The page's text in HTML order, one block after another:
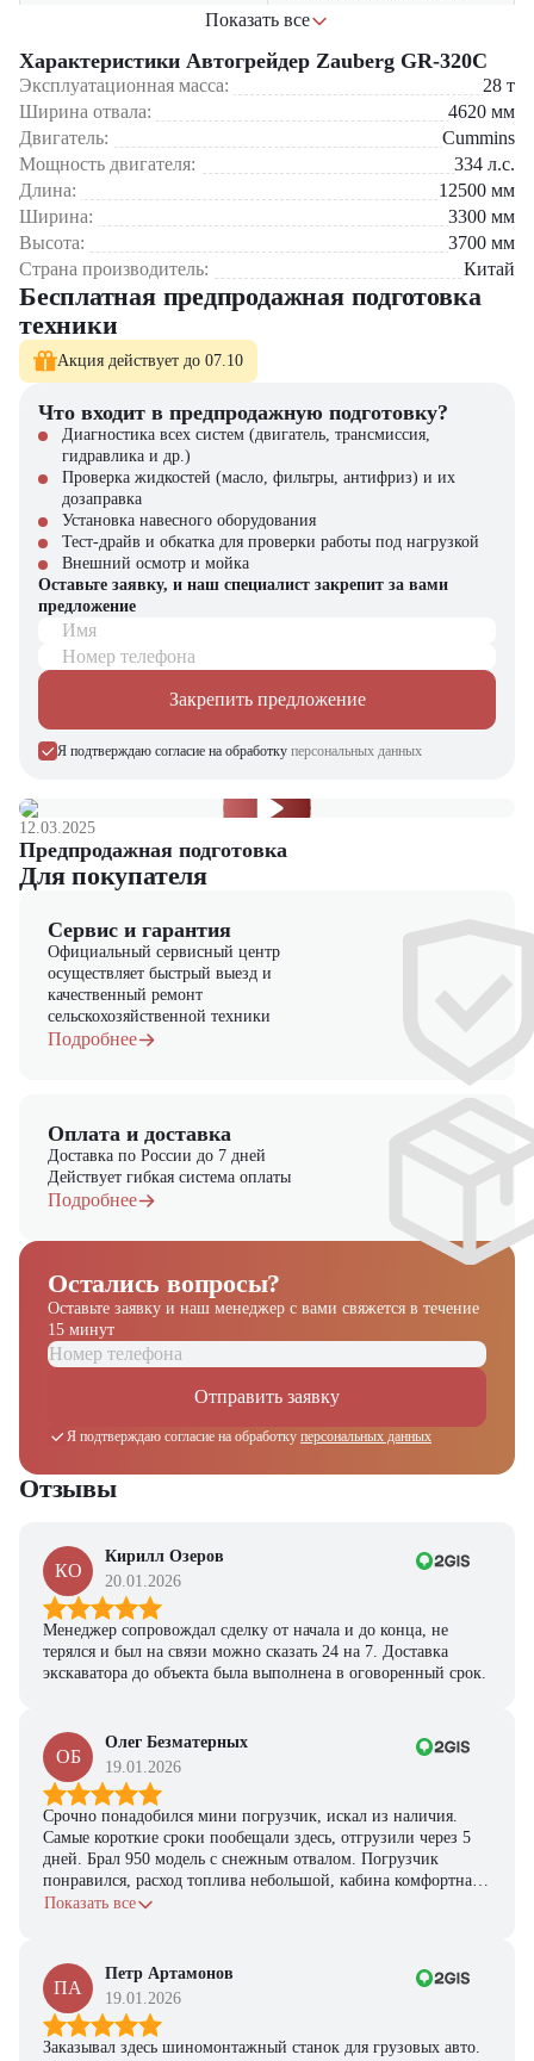
аналогов
Усиленная рама
запас прочности +30% к
стандартным требованиям
цветной дисплей с
Область применения:
Строительство федеральных трасс
Профилирование грунтовых дорог
Аэродромное строительство
Горнодобывающие предприятия
Содержание дорог высших категорий
5 причин выбрать GR-320C:
Оптимальное сочетание цены и качества
Адаптация к российским условиям – усиленная подвеска
Ремонтопригодность – модульная конструкция
Комфорт оператора – виброзащищенное кресло
Сервисная поддержка – доступность запчастей
Автогрейдер Zauberg GR-320C можно приобрести в компании
"ЦТО" – официальном дилере спецтехники. Наши условия:
поставка новых машин с полным пакетом документов;
оригинальные запчасти со склада; гибкие финансовые программы;
гарантийное и постгарантийное обслуживание.
В каталоге "ЦТО" представлен широкий выбор дорожной и
строительной техники. Наши инженеры помогут подобрать
оптимальную конфигурацию для ваших задач!
Показать все
Характеристики Автогрейдер Zauberg GR-320C
Эксплуатационная масса: 28 т
Ширина отвала:
4620 мм
Двигатель:
Cummins
Мощность двигателя:
334 л.с.
Длина:
12500 мм
Ширина:
3300 мм
Высота:
3700 мм
Страна производитель:
Китай
Бесплатная предпродажная подготовка
техники
Акция действует до 07.10
Что входит в предпродажную подготовку?
Диагностика всех систем (двигатель, трансмиссия,
гидравлика и др.)
Проверка жидкостей (масло, фильтры, антифриз) и их
дозаправка
Установка навесного оборудования
Тест-драйв и обкатка для проверки работы под нагрузкой
Внешний осмотр и мойка
Оставьте заявку, и наш специалист закрепит за вами
предложение
Имя
Номер телефона
Закрепить предложение
Я подтверждаю согласие на обработку персональных данных
12.03.2025
Предпродажная подготовка
Для покупателя
Сервис и гарантия
Официальный сервисный центр
осуществляет быстрый выезд и
качественный ремонт
сельскохозяйственной техники
Подробнее
Оплата и доставка
Доставка по России до 7 дней
Действует гибкая система оплаты
Подробнее
Остались вопросы?
Оставьте заявку и наш менеджер с вами свяжется в течение
15 минут
Отправить заявку
Я подтверждаю согласие на обработку персональных данных
Отзывы
КО
Кирилл Озеров
20.01.2026
Менеджер сопровождал сделку от начала и до конца, не
терялся и был на связи можно сказать 24 на 7. Доставка
экскаватора до объекта была выполнена в оговоренный срок.
ОБ
Олег Безматерных
19.01.2026
Срочно понадобился мини погрузчик, искал из наличия.
Самые короткие сроки пообещали здесь, отгрузили через 5
дней. Брал 950 модель с снежным отвалом. Погрузчик
понравился, расход топлива небольшой, кабина комфортная,
с задачами справляется.
Показать все
ПА
Петр Артамонов
19.01.2026
Заказывал здесь шиномонтажный станок для грузовых авто.